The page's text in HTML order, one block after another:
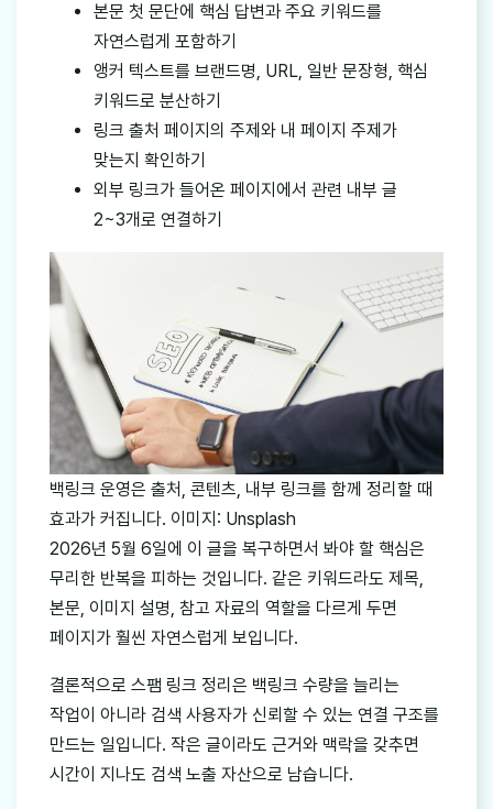
본문 첫 문단에 핵심 답변과 주요 키워드를
자연스럽게 포함하기
앵커 텍스트를 브랜드명, URL, 일반 문장형, 핵심
키워드로 분산하기
링크 출처 페이지의 주제와 내 페이지 주제가
맞는지 확인하기
외부 링크가 들어온 페이지에서 관련 내부 글
2~3개로 연결하기
백링크 운영은 출처, 콘텐츠, 내부 링크를 함께 정리할 때
효과가 커집니다. 이미지: Unsplash
2026년 5월 6일에 이 글을 복구하면서 봐야 할 핵심은
무리한 반복을 피하는 것입니다. 같은 키워드라도 제목,
본문, 이미지 설명, 참고 자료의 역할을 다르게 두면
페이지가 훨씬 자연스럽게 보입니다.
결론적으로 스팸 링크 정리은 백링크 수량을 늘리는
작업이 아니라 검색 사용자가 신뢰할 수 있는 연결 구조를
만드는 일입니다. 작은 글이라도 근거와 맥락을 갖추면
시간이 지나도 검색 노출 자산으로 남습니다.